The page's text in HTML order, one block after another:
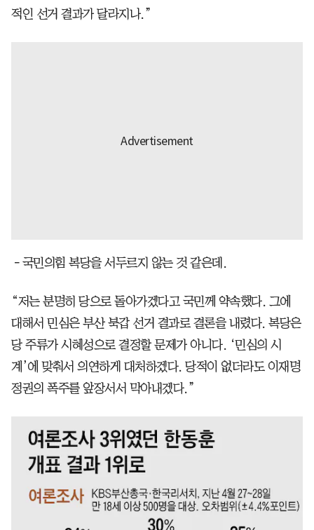
적인 선거 결과가 달라지나.”
－국민의힘 복당을 서두르지 않는 것 같은데.
“저는 분명히 당으로 돌아가겠다고 국민께 약속했다. 그에
대해서 민심은 부산 북갑 선거 결과로 결론을 내렸다. 복당은
당 주류가 시혜성으로 결정할 문제가 아니다. ‘민심의 시
계’에 맞춰서 의연하게 대처하겠다. 당적이 없더라도 이재명
정권의 폭주를 앞장서서 막아내겠다.”